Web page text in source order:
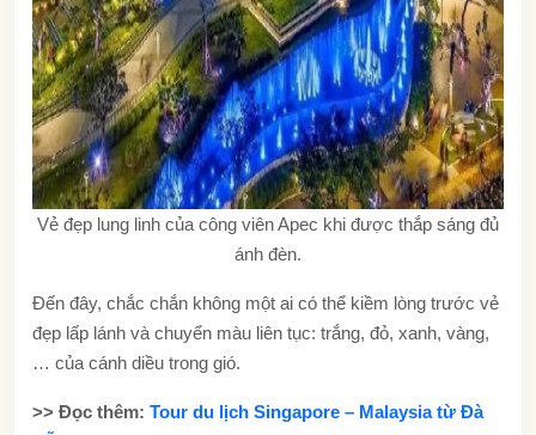
Vẻ đẹp lung linh của công viên Apec khi được thắp sáng đủ
ánh đèn.
Đến đây, chắc chắn không một ai có thể kiềm lòng trước vẻ
đẹp lấp lánh và chuyển màu liên tục: trắng, đỏ, xanh, vàng,
… của cánh diều trong gió.
>> Đọc thêm: Tour du lịch Singapore – Malaysia từ Đà